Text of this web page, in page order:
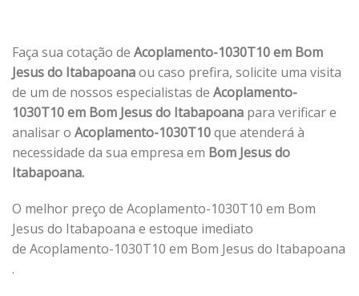
Faça sua cotação de Acoplamento-1030T10 em Bom
Jesus do Itabapoanaou caso prefira, solicite uma visita
de um de nossos especialistas de Acoplamento-
1030T10 em Bom Jesus do Itabapoana para verificar e
analisar o Acoplamento-1030T10que atenderá à
necessidade da sua empresa em Bom Jesus do
Itabapoana.
O melhor preço de Acoplamento-1030T10 em Bom
Jesus do Itabapoana e estoque imediato
de Acoplamento-1030T10 em Bom Jesus do Itabapoana
.